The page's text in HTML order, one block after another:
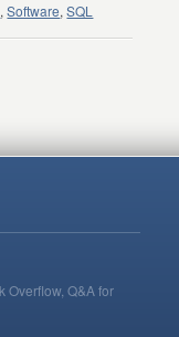
,Software,SQL